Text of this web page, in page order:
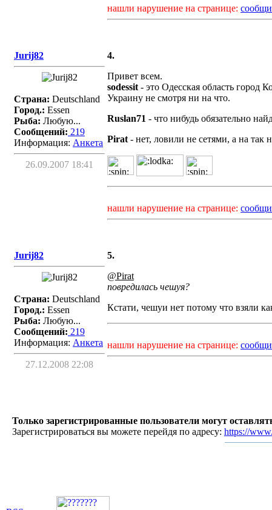
нашли нарушение на странице:
Jurij82
Страна: Deutschland
Город.: Essen
Рыба: Любую...
Сообщений: 219
Информация: Aнкета
26.09.2007 18:41
4.
Привет всем.
sodessit - это Одесская область город
Украину не смотря ни на что.
Ruslan71 - что нибудь обязательно
Pirat - нет, ловили не сетями, а на
нашли нарушение на странице:
Jurij82
Страна: Deutschland
Город.: Essen
Рыба: Любую...
Сообщений: 219
Информация: Aнкета
27.12.2008 22:08
5.
@Pirat
повредилась чешуя?
Кстати, чешуи нет потому что взяли
нашли нарушение на странице:
Только зарегистрированные пользователи могут
Зарегистрироваться вы можете перейдя по адресу: https://